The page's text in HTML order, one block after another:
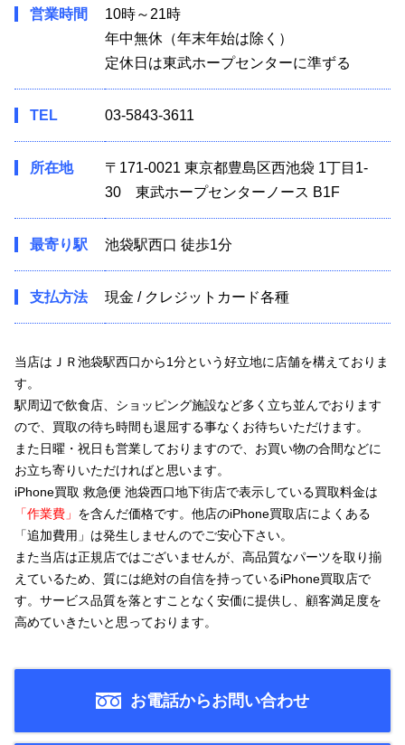
営業時間
10時～21時
年中無休（年末年始は除く）
定休日は東武ホープセンターに準ずる
TEL 03-5843-3611
所在地
〒171-0021 東京都豊島区西池袋 1丁目1-
30 東武ホープセンターノース B1F
最寄り駅 池袋駅西口 徒歩1分
支払方法 現金 / クレジットカード各種
当店はＪＲ池袋駅西口から1分という好立地に店舗を構えておりま
す。
駅周辺で飲食店、ショッピング施設など多く立ち並んでおります
ので、買取の待ち時間も退屈する事なくお待ちいただけます。
また日曜・祝日も営業しておりますので、お買い物の合間などに
お立ち寄りいただければと思います。
iPhone買取 救急便 池袋西口地下街店で表示している買取料金は
「作業費」 を含んだ価格です。他店のiPhone買取店によくある
「追加費用」は発生しませんのでご安心下さい。
また当店は正規店ではございませんが、高品質なパーツを取り揃
えているため、質には絶対の自信を持っているiPhone買取店で
す。サービス品質を落とすことなく安価に提供し、顧客満足度を
高めていきたいと思っております。
お電話からお問い合わせ